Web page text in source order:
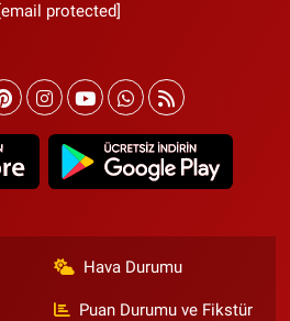
[email protected]
Hava Durumu
Puan Durumu ve Fikstür